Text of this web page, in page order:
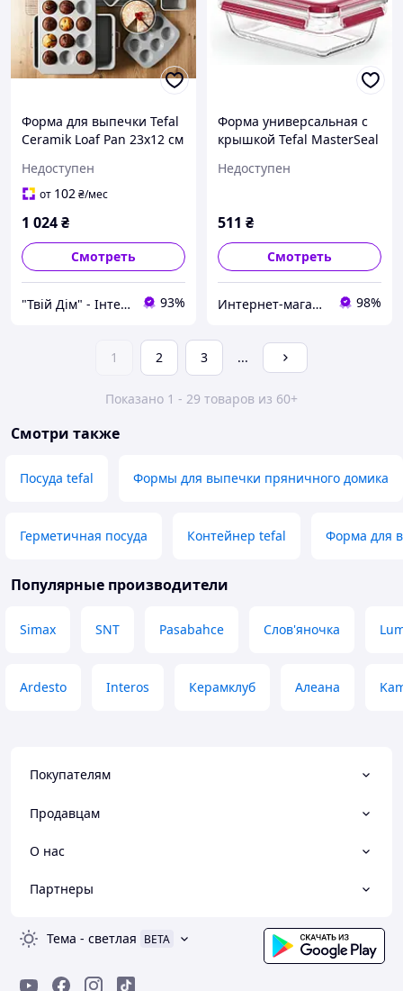
Форма для выпечки Tefal
Ceramik Loaf Pan 23х12 см
Недоступен
от 102₴/мес
1 024₴
Смотреть
"Твій Дім" - Інтернет-гіпермаркет 93%
Форма универсальная с
крышкой Tefal MasterSeal
Недоступен
511 ₴
Смотреть
Интернет-магазин «Super-Price» 98%
1 2 3 ...
Показано 1 - 29 товаров из 60+
Смотри также
Посуда tefal Формы для выпечки пряничного домика
Герметичная посуда Контейнер tefal Форма для
Популярные производители
Simax SNT Pasabahce Слов'яночка
Ardesto Interos Керамклуб Алеана
Покупателям
Продавцам
О нас
Партнеры
Тема - светлая BETA